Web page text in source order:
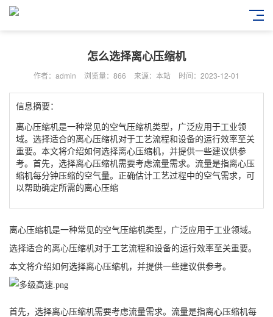
怎么选择离心压缩机
作者：admin 浏览量：866 来源：本站 时间：2023-12-01
信息摘要：
离心压缩机是一种常见的空气压缩机类型，广泛应用于工业领
域。选择适合的离心压缩机对于工艺流程和设备的运行效率至关
重要。本文将介绍如何选择离心压缩机，并提供一些建议供参
考。首先，选择离心压缩机需要考虑流量需求。流量是指离心压
缩机每分钟压缩的空气量。正确估计工艺过程中的空气需求，可
以帮助确定所需的离心压缩
离心压缩机是一种常见的空气压缩机类型，广泛应用于工业领域。
选择适合的离心压缩机对于工艺流程和设备的运行效率至关重要。
本文将介绍如何选择离心压缩机，并提供一些建议供参考。
首先，选择离心压缩机需要考虑流量需求。流量是指离心压缩机每